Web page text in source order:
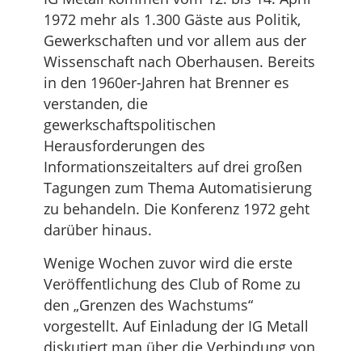
1972 mehr als 1.300 Gäste aus Politik,
Gewerkschaften und vor allem aus der
Wissenschaft nach Oberhausen. Bereits
in den 1960er-Jahren hat Brenner es
verstanden, die
gewerkschaftspolitischen
Herausforderungen des
Informationszeitalters auf drei großen
Tagungen zum Thema Automatisierung
zu behandeln. Die Konferenz 1972 geht
darüber hinaus.
Wenige Wochen zuvor wird die erste
Veröffentlichung des Club of Rome zu
den „Grenzen des Wachstums“
vorgestellt. Auf Einladung der IG Metall
diskutiert man über die Verbindung von